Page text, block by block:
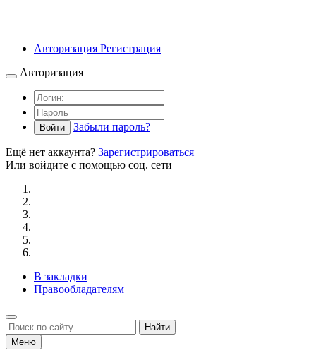
Авторизация Регистрация
Авторизация
Войти Забыли пароль?
Ещё нет аккаунта? Зарегистрироваться
Или войдите с помощью соц. сети
В закладки
Правообладателям
Найти
Меню